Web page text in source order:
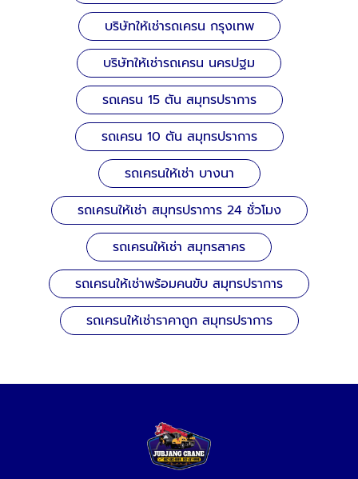
บริษัทให้เช่ารถเครน กรุงเทพ
บริษัทให้เช่ารถเครน นครปฐม
รถเครน 15 ตัน สมุทรปราการ
รถเครน 10 ตัน สมุทรปราการ
รถเครนให้เช่า บางนา
รถเครนให้เช่า สมุทรปราการ 24 ชั่วโมง
รถเครนให้เช่า สมุทรสาคร
รถเครนให้เช่าพร้อมคนขับ สมุทรปราการ
รถเครนให้เช่าราคาถูก สมุทรปราการ